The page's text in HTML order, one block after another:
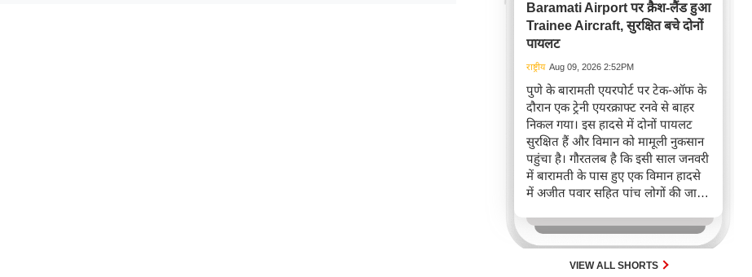
Baramati Airport पर क्रैश-लैंड हुआ
Trainee Aircraft, सुरक्षित बचे दोनों
पायलट
राष्ट्रीय Aug 09, 2026 2:52PM
पुणे के बारामती एयरपोर्ट पर टेक-ऑफ के
दौरान एक ट्रेनी एयरक्राफ्ट रनवे से बाहर
निकल गया। इस हादसे में दोनों पायलट
सुरक्षित हैं और विमान को मामूली नुकसान
पहुंचा है। गौरतलब है कि इसी साल जनवरी
में बारामती के पास हुए एक विमान हादसे
में अजीत पवार सहित पांच लोगों की जान
VIEW ALL SHORTS